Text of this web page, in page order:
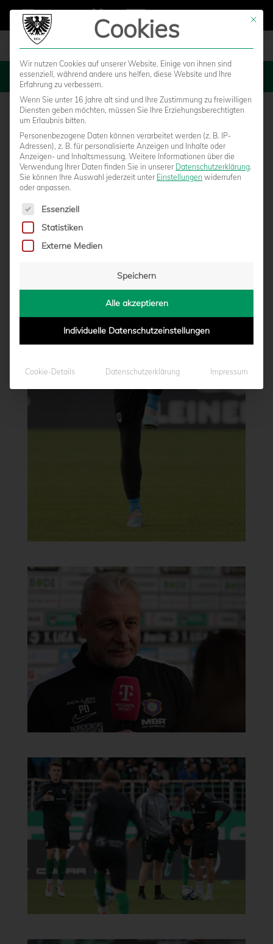
MENU
SC Preußen Münster – FC
Erzgebirge Aue
Mit
Cookies
Wir nutzen Cookies auf unserer Website. Einige von ihnen sind
essenziell, während andere uns helfen, diese Website und Ihre
Erfahrung zu verbessern.
Wenn Sie unter 16 Jahre alt sind und Ihre Zustimmung zu freiwilligen
Diensten geben möchten, müssen Sie Ihre Erziehungsberechtigten
um Erlaubnis bitten.
Personenbezogene Daten können verarbeitet werden (z. B. IP-
Adressen), z. B. für personalisierte Anzeigen und Inhalte oder
Anzeigen- und Inhaltsmessung. Weitere Informationen über die
Verwendung Ihrer Daten finden Sie in unserer Datenschutzerklärung.
Sie können Ihre Auswahl jederzeit unter Einstellungen widerrufen
oder anpassen.
Es folgt eine Liste der Service-Gruppen, für die eine
Essenziell
Statistiken
Externe Medien
Speichern
Alle akzeptieren
Individuelle Datenschutzeinstellungen
Cookie-Details Datenschutzerklärung Impressum